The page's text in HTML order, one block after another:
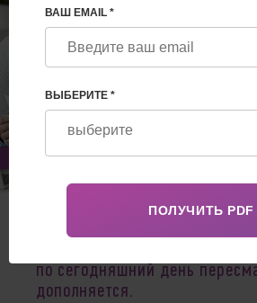
Feb 10, 2025
Суррогатное материнство в
по сегодняшний день
дополняется.
ВАШ EMAIL *
ВЫБЕРИТЕ *